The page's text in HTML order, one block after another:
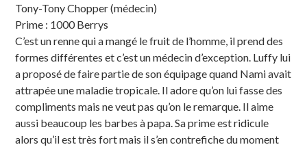
Tony-Tony Chopper (médecin)
Prime : 1000 Berrys
C’est un renne qui a mangé le fruit de l’homme, il prend des
formes différentes et c’est un médecin d’exception. Luffy lui
a proposé de faire partie de son équipage quand Nami avait
attrapée une maladie tropicale. Il adore qu’on lui fasse des
compliments mais ne veut pas qu’on le remarque. Il aime
aussi beaucoup les barbes à papa. Sa prime est ridicule
alors qu’il est très fort mais il s’en contrefiche du moment